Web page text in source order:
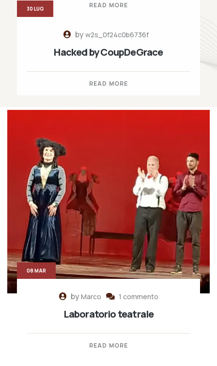
READ MORE
byw2s_0f24c0b6736f
Hacked by CoupDeGrace
READ MORE
30 LUG
byMarco 1 commento
Laboratorio teatrale
READ MORE
08 MAR